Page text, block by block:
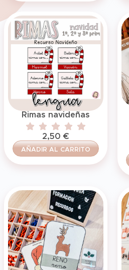
Rimas navideñas
2,50 €
AÑADIR AL CARRITO